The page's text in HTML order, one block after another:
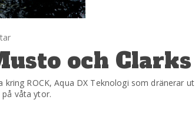
och Clarks
ROCK, Aqua DX Teknologi som dränerar ut
våta ytor.